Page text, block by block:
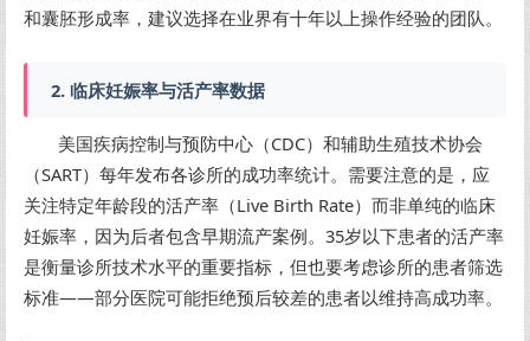
和囊胚形成率，建议选择在业界有十年以上操作经验的团队。
2. 临床妊娠率与活产率数据
美国疾病控制与预防中心（CDC）和辅助生殖技术协会
（SART）每年发布各诊所的成功率统计。需要注意的是，应
关注特定年龄段的活产率（Live Birth Rate）而非单纯的临床
妊娠率，因为后者包含早期流产案例。35岁以下患者的活产率
是衡量诊所技术水平的重要指标，但也要考虑诊所的患者筛选
标准——部分医院可能拒绝预后较差的患者以维持高成功率。